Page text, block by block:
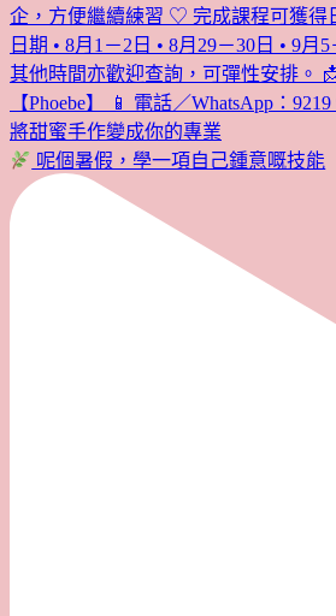
呢個暑假，學一項自己鍾意嘅技能